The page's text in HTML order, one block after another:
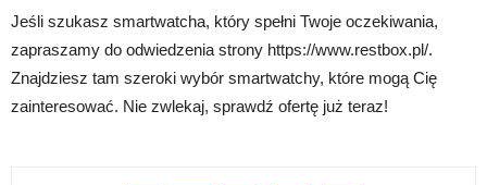
Jeśli szukasz smartwatcha, który spełni Twoje oczekiwania,
zapraszamy do odwiedzenia strony https://www.restbox.pl/.
Znajdziesz tam szeroki wybór smartwatchy, które mogą Cię
zainteresować. Nie zwlekaj, sprawdź ofertę już teraz!